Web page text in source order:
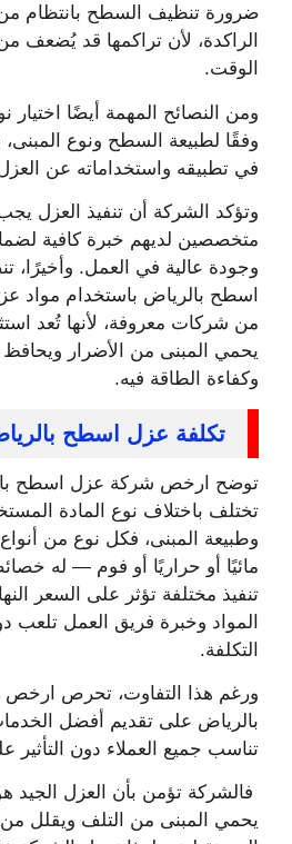
ضرورة تنظيف السطح بانتظام من
الراكدة، لأن تراكمها قد يُضعف
الوقت.
ومن النصائح المهمة أيضًا اختيار
وفقًا لطبيعة السطح ونوع
في تطبيقه واستخداماته عن
وتؤكد الشركة أن تنفيذ العزل
متخصصين لديهم خبرة كافية
وجودة عالية في العمل.
اسطح بالرياض باستخدام مواد
من شركات معروفة، لأنها تُعد
يحمي المبنى من الأضرار
وكفاءة الطاقة فيه.
تكلفة عزل اسطح
توضح ارخص شركة عزل اسطح
تختلف باختلاف نوع المادة
وطبيعة المبنى، فكل نوع من
مائيًا أو حراريًا أو فوم — له
تنفيذ مختلفة تؤثر على السعر
المواد وخبرة فريق العمل تلعب
التكلفة.
ورغم هذا التفاوت، تحرص
بالرياض على تقديم أفضل
تناسب جميع العملاء دون التأثير
فالشركة تؤمن بأن العزل الجيد
يحمي المبنى من التلف ويقلل